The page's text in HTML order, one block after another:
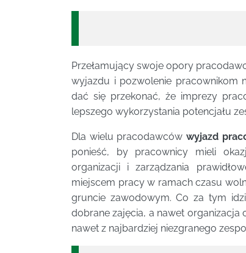
Przełamujący swoje opory
wyjazdu i pozwolenie pracownikom
dać się przekonać, że imprezy
lepszego wykorzystania potencjału
Dla wielu pracodawców wyjazd
ponieść, by pracownicy mieli
organizacji i zarządzania
miejscem pracy w ramach czasu
gruncie zawodowym. Co za tym
dobrane zajęcia, a nawet organizacja
nawet z najbardziej niezgranego